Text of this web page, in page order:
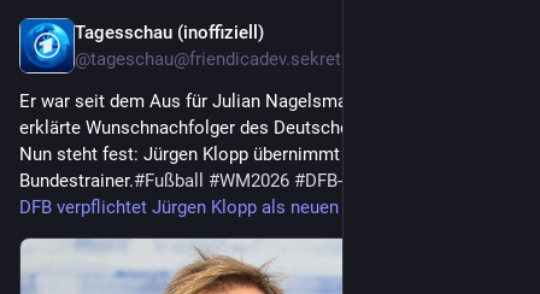
Tagesschau (inoffiziell)
@tageschau@friendicadev.sekretaerbaer.de
Er war seit dem Aus für Julian Nagelsmann der öffentlich
erklärte Wunschnachfolger des Deutschen Fußball-Bundes.
Nun steht fest: Jürgen Klopp übernimmt den Job als
Bundestrainer.#Fußball #WM2026 #DFB-Team
DFB verpflichtet Jürgen Klopp als neuen Bundestrainer